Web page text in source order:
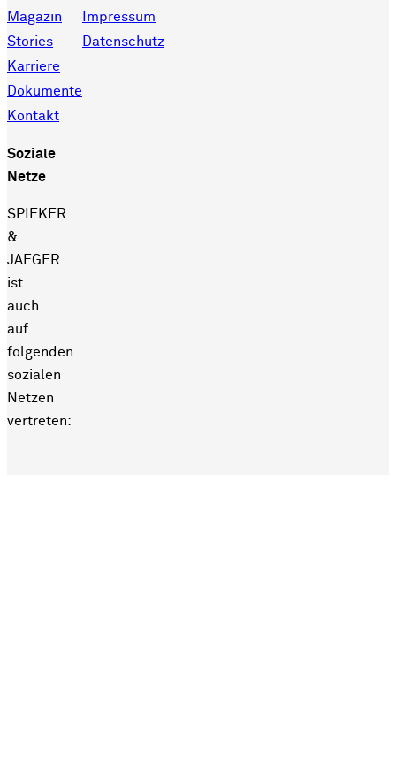
Magazin
Stories
Karriere
Dokumente
Kontakt
Impressum
Datenschutz
Soziale
Netze
SPIEKER
&
JAEGER
ist
auch
auf
folgenden
sozialen
Netzen
vertreten: